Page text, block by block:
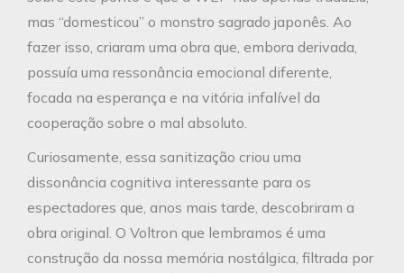
mas “domesticou” o monstro sagrado japonês. Ao
fazer isso, criaram uma obra que, embora derivada,
possuía uma ressonância emocional diferente,
focada na esperança e na vitória infalível da
cooperação sobre o mal absoluto.
Curiosamente, essa sanitização criou uma
dissonância cognitiva interessante para os
espectadores que, anos mais tarde, descobriram a
obra original. O Voltron que lembramos é uma
construção da nossa memória nostálgica, filtrada por